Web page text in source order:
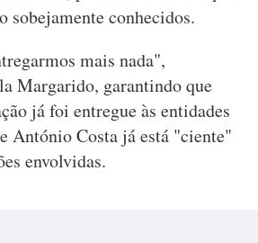
sobejamente conhecidos.
mais nada",
Margarido, garantindo que
já foi entregue às entidades
António Costa já está "ciente"
envolvidas.